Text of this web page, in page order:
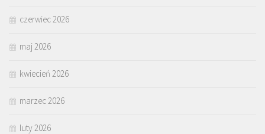
czerwiec 2026
maj 2026
kwiecień 2026
marzec 2026
luty 2026